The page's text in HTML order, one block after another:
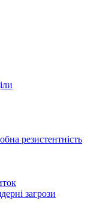
резистентність
загрози